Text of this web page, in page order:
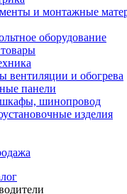
и монтажные
оборудование
вентиляции и обогрева
панели
шинопровод
изделия